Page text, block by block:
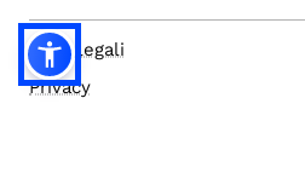
Note legali
Privacy